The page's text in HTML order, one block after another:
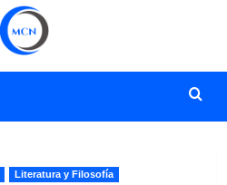
Literatura y Filosofía